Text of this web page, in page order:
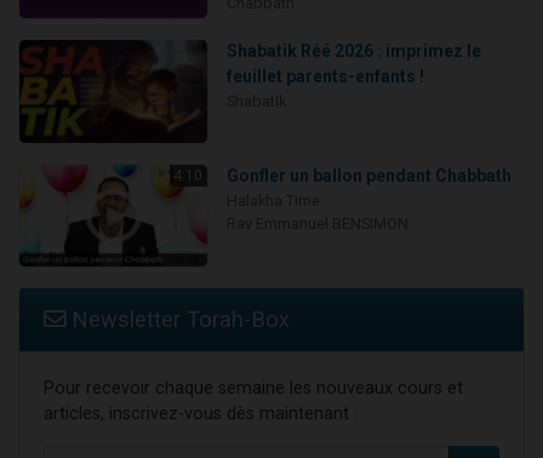
Shabatik Réé 2026 : imprimez le
feuillet parents-enfants !
4:10 Gonfler un ballon pendant Chabbath
Newsletter Torah-Box
Pour recevoir chaque semaine les nouveaux cours et
articles, inscrivez-vous dès maintenant :